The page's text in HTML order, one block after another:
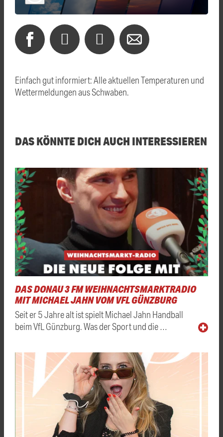
Einfach gut informiert: Alle aktuellen Temperaturen und
Wettermeldungen aus Schwaben.
DAS KÖNNTE DICH AUCH INTERESSIEREN
DAS DONAU 3 FM WEIHNACHTSMARKTRADIO
MIT MICHAEL JAHN VOM VFL GÜNZBURG
Seit er 5 Jahre alt ist spielt Michael Jahn Handball
beim VfL Günzburg. Was der Sport und die …